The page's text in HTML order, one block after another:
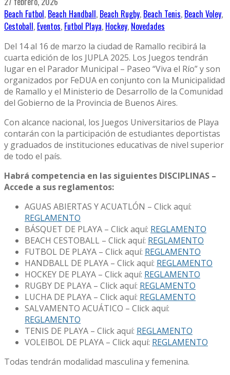
Beach Futbol, Beach Handball, Beach Rugby, Beach Tenis, Beach Voley,
Cestoball, Eventos, Futbol Playa, Hockey, Novedades
Del 14 al 16 de marzo la ciudad de Ramallo recibirá la
cuarta edición de los JUPLA 2025. Los Juegos tendrán
lugar en el Parador Municipal – Paseo “Viva el Río” y son
organizados por FeDUA en conjunto con la Municipalidad
de Ramallo y el Ministerio de Desarrollo de la Comunidad
del Gobierno de la Provincia de Buenos Aires.
Con alcance nacional, los Juegos Universitarios de Playa
contarán con la participación de estudiantes deportistas
y graduados de instituciones educativas de nivel superior
de todo el país.
Habrá competencia en las siguientes DISCIPLINAS –
Accede a sus reglamentos:
AGUAS ABIERTAS Y ACUATLÓN – Click aquí:
REGLAMENTO
BÁSQUET DE PLAYA – Click aquí: REGLAMENTO
BEACH CESTOBALL – Click aquí: REGLAMENTO
FUTBOL DE PLAYA – Click aquí: REGLAMENTO
HANDBALL DE PLAYA – Click aquí: REGLAMENTO
HOCKEY DE PLAYA – Click aquí: REGLAMENTO
RUGBY DE PLAYA – Click aquí: REGLAMENTO
LUCHA DE PLAYA – Click aquí: REGLAMENTO
SALVAMENTO ACUÁTICO – Click aquí:
REGLAMENTO
TENIS DE PLAYA – Click aquí: REGLAMENTO
VOLEIBOL DE PLAYA – Click aquí: REGLAMENTO
Todas tendrán modalidad masculina y femenina.